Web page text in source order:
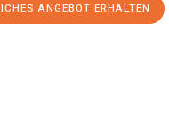
ANGEBOT ERHALTEN